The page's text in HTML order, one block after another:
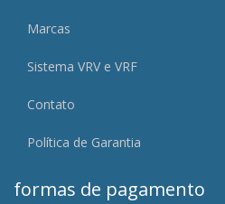
Marcas
Sistema VRV e VRF
Contato
Política de Garantia
formas de pagamento